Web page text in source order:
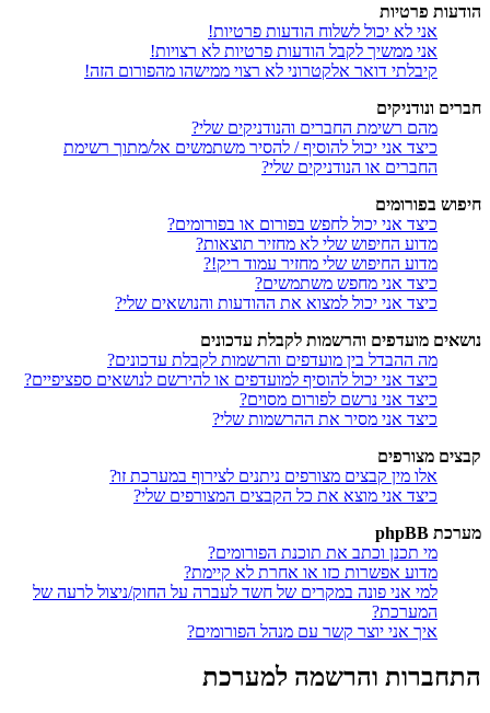
הודעות פרטיות
אני לא יכול לשלוח הודעות פרטיות!
אני ממשיך לקבל הודעות פרטיות לא רצויות!
קיבלתי דואר אלקטרוני לא רצוי ממישהו מהפורום הזה!
חברים ונודניקים
מהם רשימת החברים והנודניקים שלי?
כיצד אני יכול להוסיף / להסיר משתמשים אל/מתוך רשימת
החברים או הנודניקים שלי?
חיפוש בפורומים
כיצד אני יכול לחפש בפורום או בפורומים?
מדוע החיפוש שלי לא מחזיר תוצאות?
מדוע החיפוש שלי מחזיר עמוד ריק!?
כיצד אני מחפש משתמשים?
כיצד אני יכול למצוא את ההודעות והנושאים שלי?
נושאים מועדפים והרשמות לקבלת עדכונים
מה ההבדל בין מועדפים והרשמות לקבלת עדכונים?
כיצד אני יכול להוסיף למועדפים או להירשם לנושאים ספציפיים?
כיצד אני נרשם לפורום מסוים?
כיצד אני מסיר את ההרשמות שלי?
קבצים מצורפים
אלו מין קבצים מצורפים ניתנים לצירוף במערכת זו?
כיצד אני מוצא את כל הקבצים המצורפים שלי?
מערכת phpBB
מי תכנן וכתב את תוכנת הפורומים?
מדוע אפשרות כזו או אחרת לא קיימת?
למי אני פונה במקרים של חשד לעברה על החוק/ניצול לרעה של
המערכת?
איך אני יוצר קשר עם מנהל הפורומים?
התחברות והרשמה למערכת